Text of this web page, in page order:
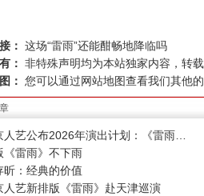
： 这场“雷雨”还能酣畅地降临吗
： 非特殊声明均为本站独家内容，转载
： 您可以通过网站地图查看我们其他
《雷雨》不下雨
昕：经典的价值
人艺新排版《雷雨》赴天津巡演